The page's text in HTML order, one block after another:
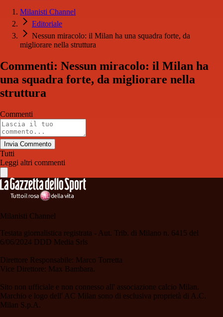
Milanisti Channel
Editoriale
Nessun miracolo: il Milan ha una squadra forte, da
migliorare nella struttura
Commenti: Nessun miracolo: il Milan ha
una squadra forte, da migliorare nella
struttura
Commenti
Invia Commento
Tutti
Leggi altri commenti
Milanisti Channel
Testata giornalistica registrata - Aut. Trib. di Milano n. 6415 del
6/06/2024 DDD Media Srls
Direttore Responsabile: Marco Torretta
Vice Direttore: Max Bambara.
Sito non ufficiale e non connesso all' associazione calcio Milan.
Marchio e logo dell' AC Milan sono di esclusiva proprietà di A.C.
Milan S.p.A.